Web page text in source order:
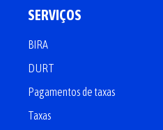
SERVIÇOS
BIRA
DURT
Pagamentos de taxas
Taxas